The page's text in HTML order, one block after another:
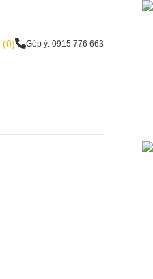
(0) Góp ý: 0915 776 663